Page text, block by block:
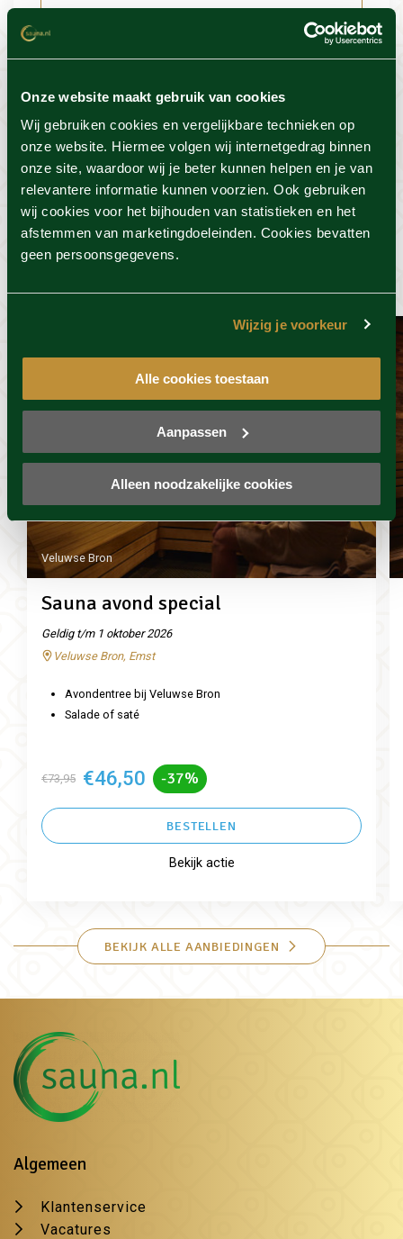
Onze website maakt gebruik van cookies
Wij gebruiken cookies en vergelijkbare technieken op
onze website. Hiermee volgen wij internetgedrag binnen
onze site, waardoor wij je beter kunnen helpen en je van
relevantere informatie kunnen voorzien. Ook gebruiken
wij cookies voor het bijhouden van statistieken en het
afstemmen van marketingdoeleinden. Cookies bevatten
geen persoonsgegevens.
Wijzig je voorkeur
Alle cookies toestaan
Aanpassen
Alleen noodzakelijke cookies
Voorwaarden
Dit vind je misschien ook
Veluwse Bron
Sauna avond special
Geldig t/m 1 oktober 2026
Veluwse Bron, Emst
Avondentree bij Veluwse Bron
Salade of saté
€73,95 €46,50 -37%
BESTELLEN
Bekijk actie
BEKIJK ALLE AANBIEDINGEN
Algemeen
Klantenservice
Vacatures